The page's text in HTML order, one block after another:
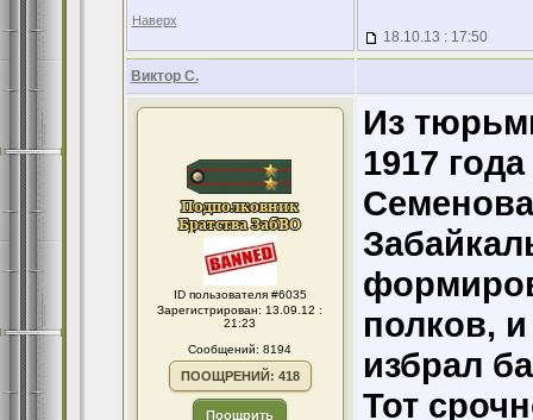
Наверх
18.10.13 : 17:50
Виктор С.
ID пользователя #6035
Зарегистрирован: 13.09.12 :
21:23
Сообщений: 8194
ПООЩРЕНИЙ: 418
Поощрить
Из
1917
полков,
избрал
Тот